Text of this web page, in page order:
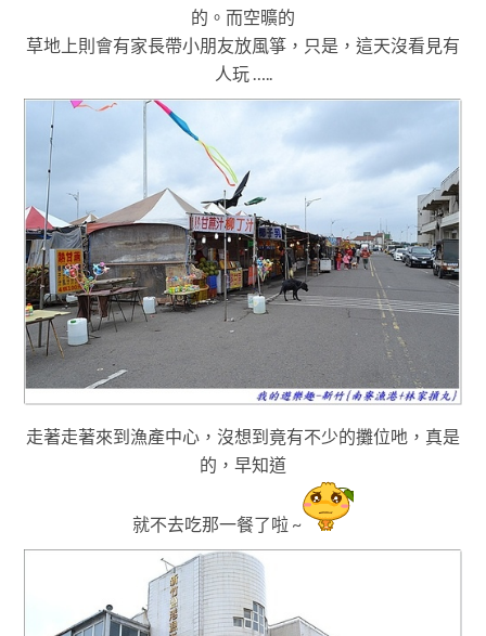
的 。而空曠的
草地上則會有家長帶小朋友放風箏 ，只是 ， 這天沒看見有
人玩
走著走著來到漁產中心 ，沒想到竟有不少的攤位吔 ，真是
的 ， 早知道
就不去吃那一餐了啦 ~